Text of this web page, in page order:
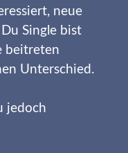
neue
Single bist
beitreten
Unterschied.
jedoch